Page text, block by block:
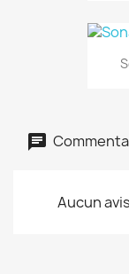
Aucun